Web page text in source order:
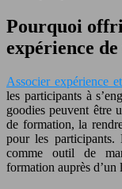
Pourquoi
expérience
Associer expérience
les participants à
goodies peuvent être
de formation, la
pour les participants.
comme outil de
formation auprès d’un